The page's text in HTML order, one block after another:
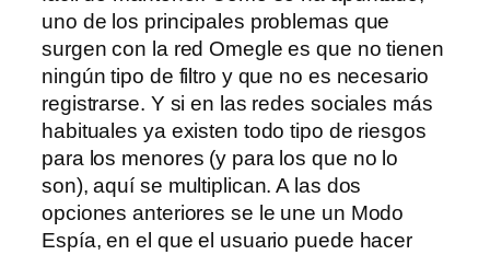
uno de los principales problemas que
surgen con la red Omegle es que no tienen
ningún tipo de filtro y que no es necesario
registrarse. Y si en las redes sociales más
habituales ya existen todo tipo de riesgos
para los menores (y para los que no lo
son), aquí se multiplican. A las dos
opciones anteriores se le une un Modo
Espía, en el que el usuario puede hacer